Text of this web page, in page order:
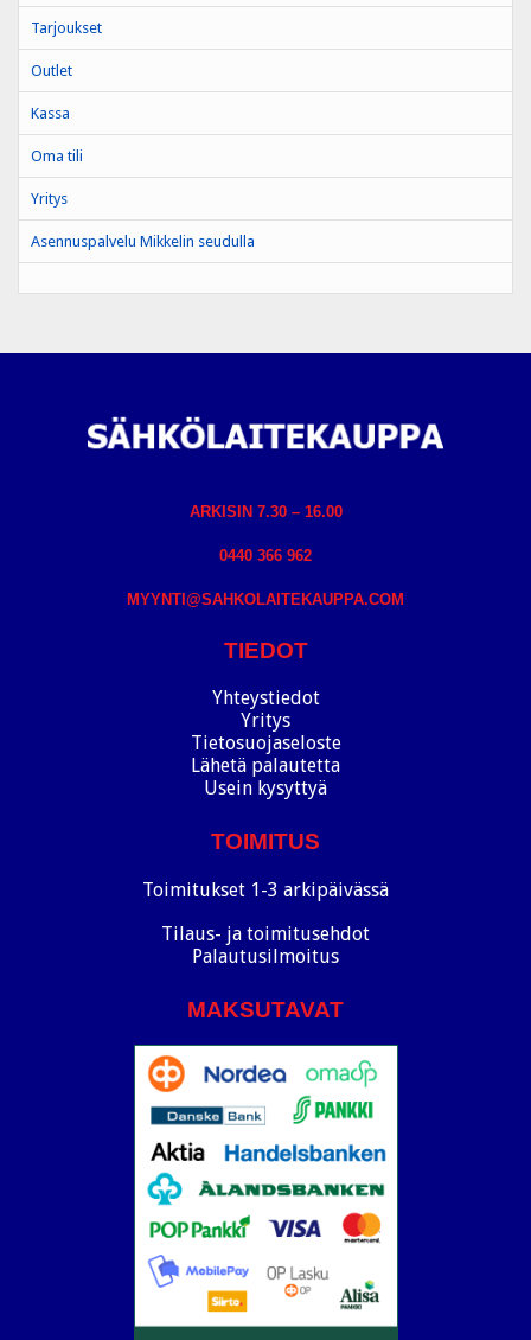
Tarjoukset
Outlet
Kassa
Oma tili
Yritys
Asennuspalvelu Mikkelin seudulla
ARKISIN 7.30 – 16.00
0440 366 962
MYYNTI@SAHKOLAITEKAUPPA.COM
TIEDOT
Yhteystiedot
Yritys
Tietosuojaseloste
Lähetä palautetta
Usein kysyttyä
TOIMITUS
Toimitukset 1-3 arkipäivässä
Tilaus- ja toimitusehdot
Palautusilmoitus
MAKSUTAVAT